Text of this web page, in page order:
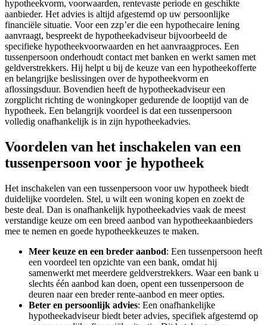
hypotheekvorm, voorwaarden, rentevaste periode en geschikte
aanbieder. Het advies is altijd afgestemd op uw persoonlijke
financiële situatie. Voor een zzp’er die een hypothecaire lening
aanvraagt, bespreekt de hypotheekadviseur bijvoorbeeld de
specifieke hypotheekvoorwaarden en het aanvraagproces. Een
tussenpersoon onderhoudt contact met banken en werkt samen met
geldverstrekkers. Hij helpt u bij de keuze van een hypotheekofferte
en belangrijke beslissingen over de hypotheekvorm en
aflossingsduur. Bovendien heeft de hypotheekadviseur een
zorgplicht richting de woningkoper gedurende de looptijd van de
hypotheek. Een belangrijk voordeel is dat een tussenpersoon
volledig onafhankelijk is in zijn hypotheekadvies.
Voordelen van het inschakelen van een
tussenpersoon voor je hypotheek
Het inschakelen van een tussenpersoon voor uw hypotheek biedt
duidelijke voordelen. Stel, u wilt een woning kopen en zoekt de
beste deal. Dan is onafhankelijk hypotheekadvies vaak de meest
verstandige keuze om een breed aanbod van hypotheekaanbieders
mee te nemen en goede hypotheekkeuzes te maken.
Meer keuze en een breder aanbod: Een tussenpersoon heeft
een voordeel ten opzichte van een bank, omdat hij
samenwerkt met meerdere geldverstrekkers. Waar een bank u
slechts één aanbod kan doen, opent een tussenpersoon de
deuren naar een breder rente-aanbod en meer opties.
Beter en persoonlijk advies: Een onafhankelijke
hypotheekadviseur biedt beter advies, specifiek afgestemd op